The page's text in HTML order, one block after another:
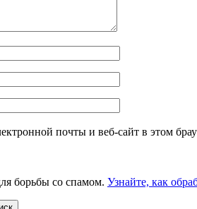
почты и веб-сайт в этом
борьбы со спамом. Узнайте, как